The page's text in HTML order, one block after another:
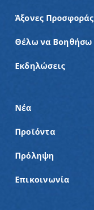
Άξονες Προσφοράς
Θέλω να Βοηθήσω
Εκδηλώσεις
Νέα
Προϊόντα
Πρόληψη
Επικοινωνία